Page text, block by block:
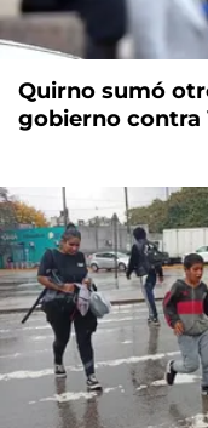
Quirno sumó
gobierno contra